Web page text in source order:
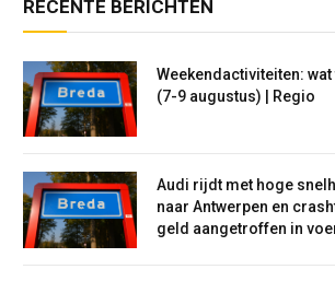
RECENTE BERICHTEN
Weekendactiviteiten:
(7-9 augustus) | Regio
Audi rijdt met hoge
naar Antwerpen en
geld aangetroffen in